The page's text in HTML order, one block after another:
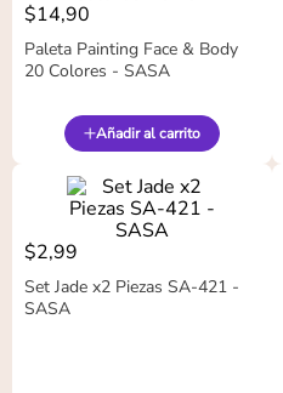
$14,90
Paleta Painting Face & Body
20 Colores - SASA
Añadir al carrito
$2,99
Set Jade x2 Piezas SA-421 -
SASA